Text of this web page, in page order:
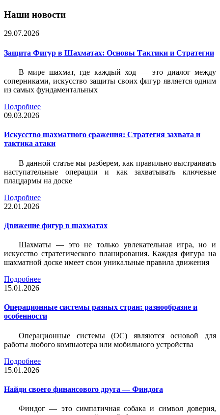
Наши новости
29.07.2026
Защита Фигур в Шахматах: Основы Тактики и Стратегии
В мире шахмат, где каждый ход — это диалог между
соперниками, искусство защиты своих фигур является одним
из самых фундаментальных
Подробнее
09.03.2026
Искусство шахматного сражения: Стратегия захвата и
тактика атаки
В данной статье мы разберем, как правильно выстраивать
наступательные операции и как захватывать ключевые
плацдармы на доске
Подробнее
22.01.2026
Движение фигур в шахматах
Шахматы — это не только увлекательная игра, но и
искусство стратегического планирования. Каждая фигура на
шахматной доске имеет свои уникальные правила движения
Подробнее
15.01.2026
Операционные системы разных стран: разнообразие и
особенности
Операционные системы (ОС) являются основой для
работы любого компьютера или мобильного устройства
Подробнее
15.01.2026
Найди своего финансового друга — Финдога
Финдог — это симпатичная собака и символ доверия,